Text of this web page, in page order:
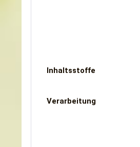
Inhaltsstoffe
Verarbeitung